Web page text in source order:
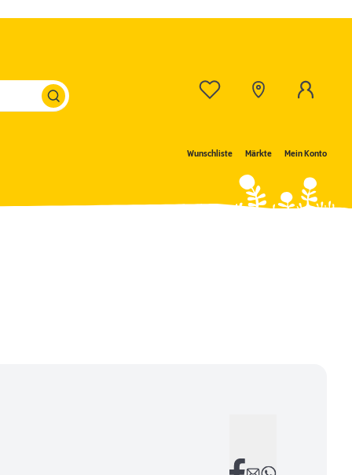
Wunschliste Märkte Mein Konto